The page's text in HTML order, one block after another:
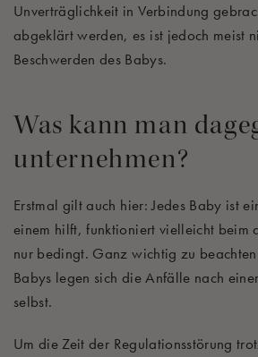
Unverträglichkeit in Verbindung
abgeklärt werden, es ist jedoch meist
Beschwerden des Babys.
Was kann man
unternehmen?
Erstmal gilt auch hier: Jedes Baby ist
einem hilft, funktioniert vielleicht beim
nur bedingt. Ganz wichtig zu
Babys legen sich die Anfälle nach
selbst.
Um die Zeit der Regulationsstörung